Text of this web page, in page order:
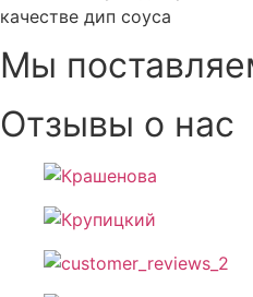
качестве дип соуса
Мы
Отзывы о нас